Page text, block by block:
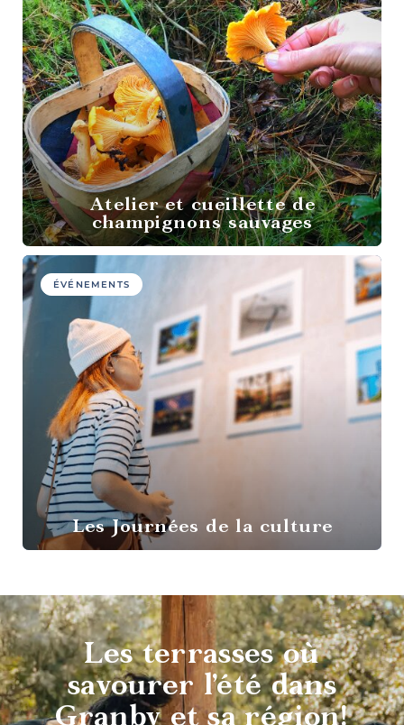
Agrotourisme
Sports et
vélo
Atelier et cueillette de
champignons sauvages
ÉVÉNEMENTS
Les Journées de la culture
Les terrasses où
savourer l’été dans
Granby et sa région!